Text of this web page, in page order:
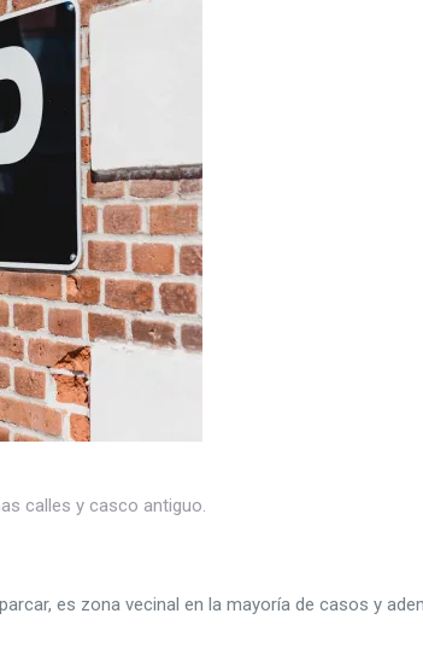
calles y casco antiguo.
es zona vecinal en la mayoría de casos y